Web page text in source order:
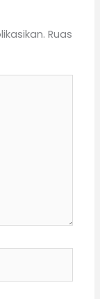
Ruas